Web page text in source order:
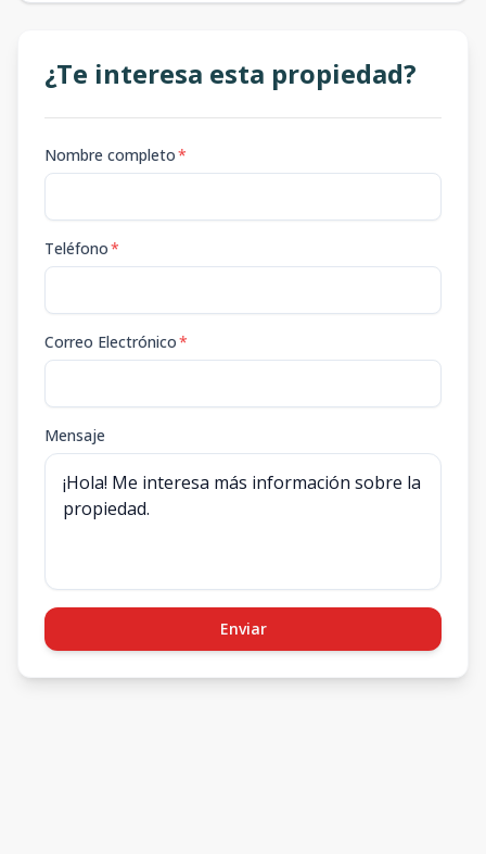
¿Te interesa esta propiedad?
Nombre completo*
Teléfono*
Correo Electrónico*
Mensaje
Enviar